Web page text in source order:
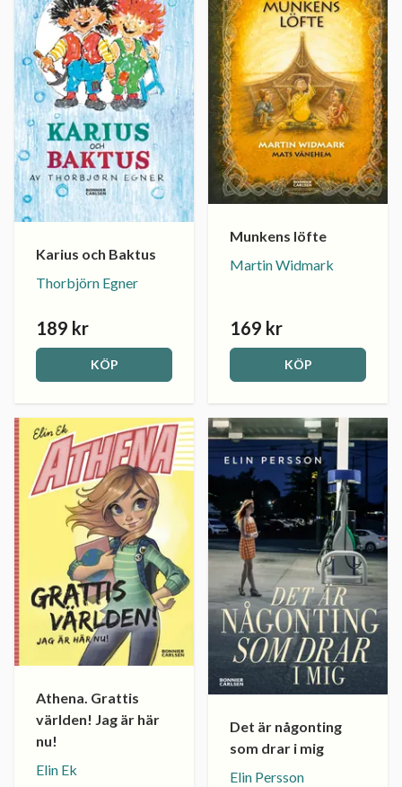
Karius och Baktus
Thorbjörn Egner
189 kr
KÖP
Munkens löfte
Martin Widmark
169 kr
KÖP
Athena. Grattis
världen! Jag är här
nu!
Elin Ek
Det är någonting
som drar i mig
Elin Persson